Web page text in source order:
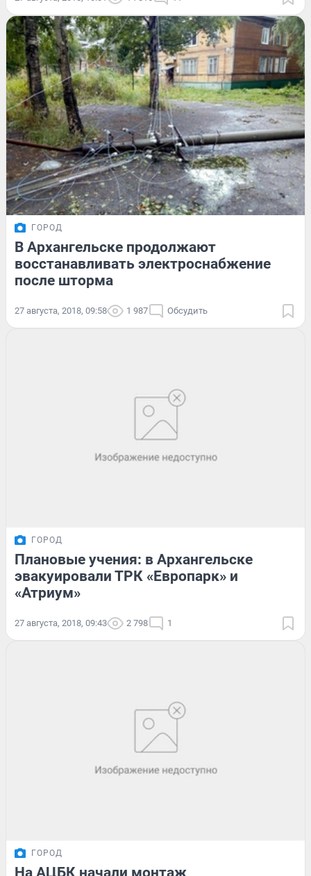
ГОРОД
В Архангельске продолжают
восстанавливать электроснабжение
после шторма
27 августа, 2018, 09:58 1 987 Обсудить
ГОРОД
Плановые учения: в Архангельске
эвакуировали ТРК «Европарк» и
«Атриум»
27 августа, 2018, 09:43 2 798 1
ГОРОД
На АЦБК начали монтаж